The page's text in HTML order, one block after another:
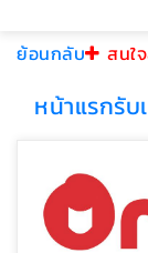
ย้อนกลับ สนใ
หน้าแรก